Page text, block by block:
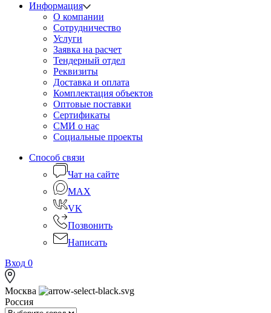
Информация
О компании
Сотрудничество
Услуги
Заявка на расчет
Тендерный отдел
Реквизиты
Доставка и оплата
Комплектация объектов
Оптовые поставки
Сертификаты
СМИ о нас
Социальные проекты
Способ связи
Чат на сайте
MAX
VK
Позвонить
Написать
Вход 0
Москва
Россия